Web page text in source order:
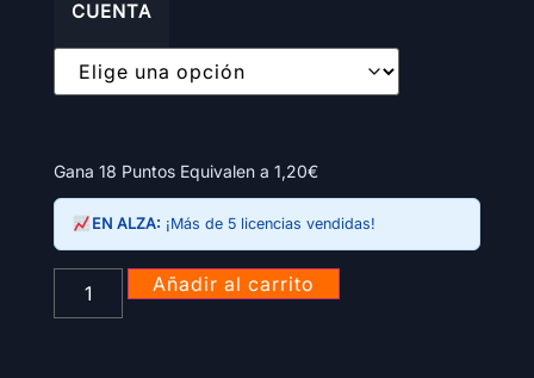
CUENTA
Gana 18 Puntos Equivalen a 1,20€
EN ALZA: ¡Más de 5 licencias vendidas!
Añadir al carrito